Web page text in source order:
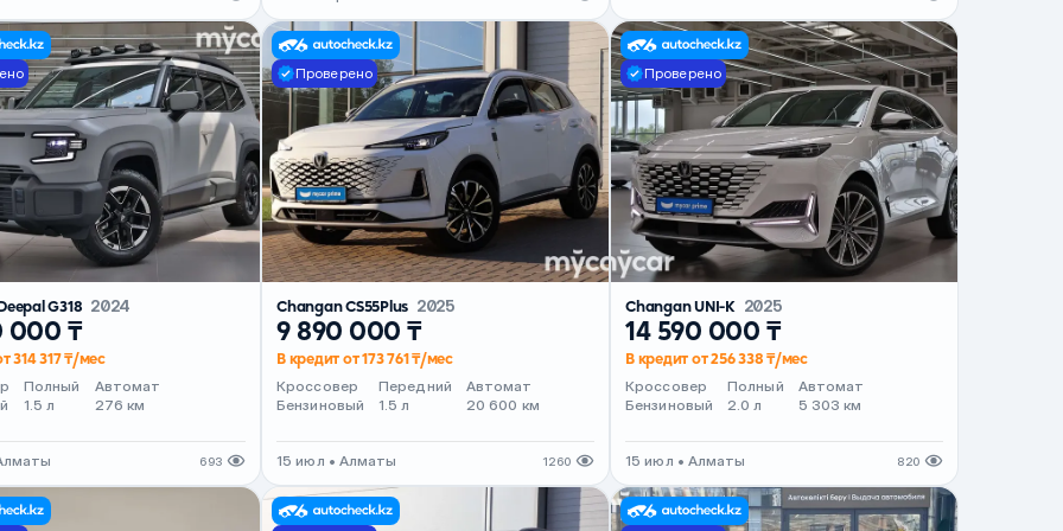
G318 2024
000 ₸
314 317 ₸/мес
Полный
1.5 л
Автомат
276 км
693
Проверено
Changan CS55Plus 2025
9 890 000 ₸
В кредит от 173 761 ₸/мес
Кроссовер
Бензиновый
Передний
1.5 л
Автомат
20 600 км
15 июл • Алматы 1260
Проверено
Changan UNI-K 2025
14 590 000 ₸
В кредит от 256 338 ₸/мес
Кроссовер
Бензиновый
Полный
2.0 л
Автомат
5 303 км
15 июл • Алматы 820